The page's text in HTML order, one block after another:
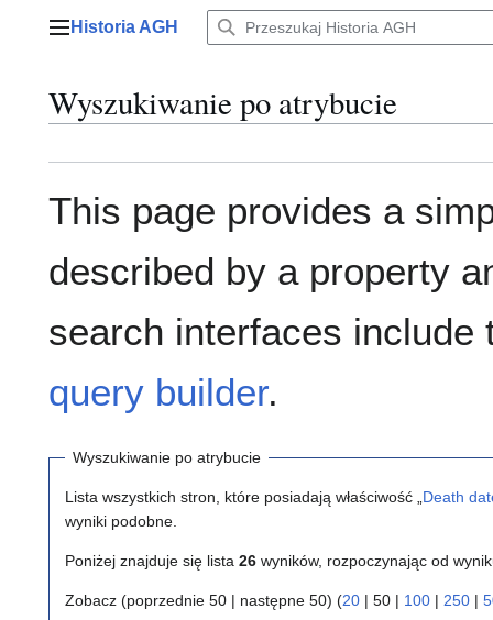
Menu główne
Historia AGH
Wyszukiwanie po atrybucie
This page provides a
described by a property
search interfaces include
query builder.
Wyszukiwanie po atrybucie
Lista wszystkich stron, które posiadają właściwość „ Death
wyniki podobne.
Poniżej znajduje się lista 26 wyników, rozpoczynając od
Zobacz (poprzednie 50 | następne 50) (20 | 50 | 100 | 250 |